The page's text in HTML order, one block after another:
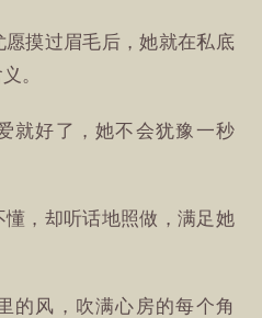
摸过眉毛后，她就在私底
。
就好了，她不会犹豫一秒
，却听话地照做，满足她
的风，吹满心房的每个角